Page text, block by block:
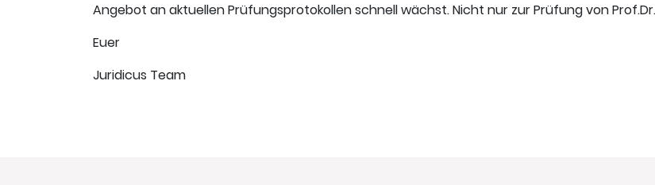
Angebot an aktuellen Prüfungsprotokollen schnell wächst. Nicht nur zur Prüfung von
Euer
Juridicus Team